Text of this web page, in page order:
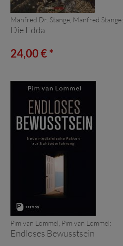
Manfred Dr. Stange, Manfred Stange:
Die Edda
24,00 € *
Pim van Lommel, Pim van Lommel:
Endloses Bewusstsein